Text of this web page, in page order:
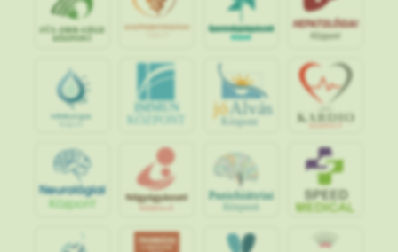
IMMUN
KÖZPONT
jó Alvás
Központ